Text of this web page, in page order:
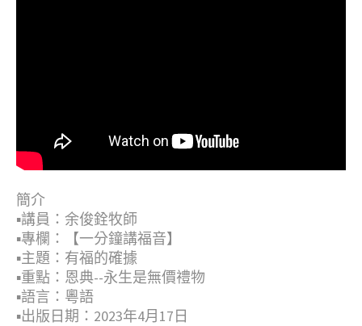
簡介
▪︎講員：余俊銓牧師
▪︎專欄：【一分鐘講福音】
▪︎主題：有福的確據
▪︎重點：恩典--永生是無價禮物
▪︎語言：粵語
▪︎出版日期：2023年4月17日